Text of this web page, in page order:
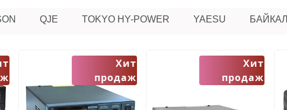
QJE TOKYO HY-POWER YAESU БАЙКАЛ
Хит
продаж
Хит
продаж